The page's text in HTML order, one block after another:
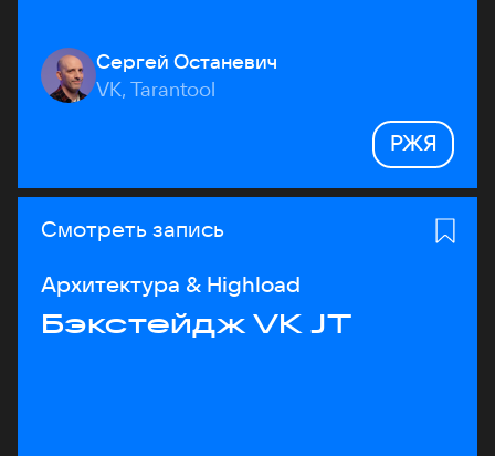
Сергей Останевич
VK, Tarantool
РЖЯ
Смотреть запись
Архитектура & Highload
Бэкстейдж VK JT